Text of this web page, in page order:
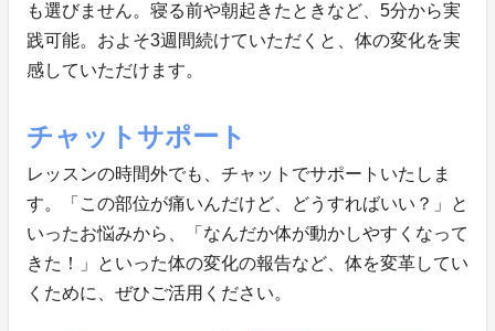
も選びません。寝る前や朝起きたときなど、5分から実
践可能。およそ3週間続けていただくと、体の変化を実
感していただけます。
チャットサポート
レッスンの時間外でも、チャットでサポートいたしま
す。「この部位が痛いんだけど、どうすればいい？」と
いったお悩みから、「なんだか体が動かしやすくなって
きた！」といった体の変化の報告など、体を変革してい
くために、ぜひご活用ください。